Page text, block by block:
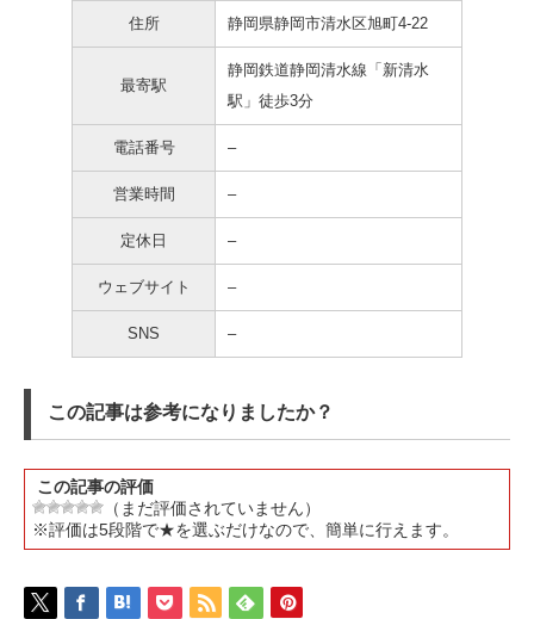
住所 静岡県静岡市清水区旭町4-22
最寄駅
静岡鉄道静岡清水線「新清水
駅」徒歩3分
電話番号 –
営業時間 –
定休日 –
ウェブサイト –
SNS –
この記事は参考になりましたか？
この記事の評価
（まだ評価されていません）
※評価は5段階で★を選ぶだけなので、簡単に行えます。